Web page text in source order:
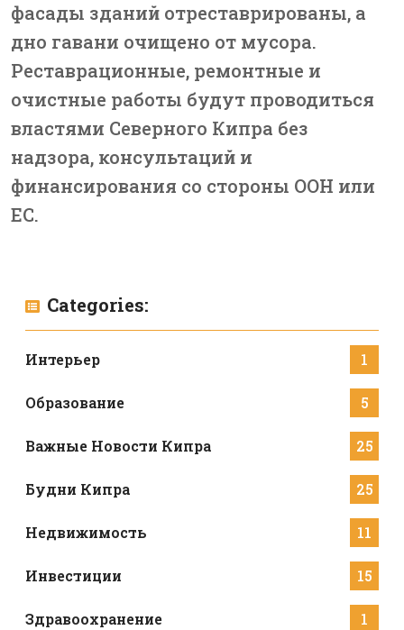
фасады зданий отреставрированы, а
дно гавани очищено от мусора.
Реставрационные, ремонтные и
очистные работы будут проводиться
властями Северного Кипра без
надзора, консультаций и
финансирования со стороны ООН или
ЕС.
Categories:
Интерьер 1
Образование 5
Важные Новости Кипра 25
Будни Кипра 25
Недвижимость 11
Инвестиции 15
Здравоохранение 1